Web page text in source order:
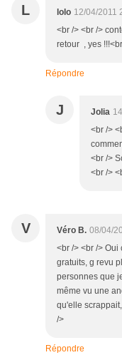
L lolo 12/04/2011
<br /> <br />
retour , yes
Répondre
J Jolia
<br />
<br />
<br />
V Véro B. 08/04/
<br /> <br /> Oui
gratuits, g revu
personnes que
même vu une
qu'elle
/>
Répondre